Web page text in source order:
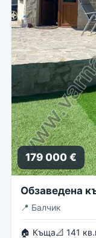
179 000 €
Обзаведена
📍 Балчик
🏠 Къща📐 141